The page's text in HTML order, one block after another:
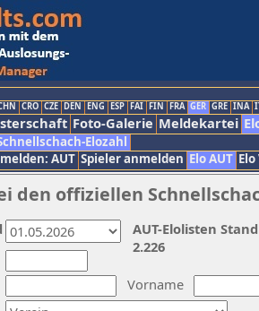
CRO CZE DEN ENG ESP FAI FIN FRA GER GRE INA
Foto-Galerie Meldekartei
Elozahl
AUT Spieler anmelden Elo AUT
den offiziellen
Vorname
AUT-Elolisten
2.226